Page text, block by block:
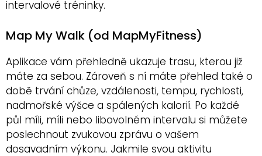
intervalové tréninky.
Map My Walk (od MapMyFitness)
Aplikace vám přehledně ukazuje trasu, kterou již
máte za sebou. Zároveň s ní máte přehled také o
době trvání chůze, vzdálenosti, tempu, rychlosti,
nadmořské výšce a spálených kalorií. Po každé
půl míli, míli nebo libovolném intervalu si můžete
poslechnout zvukovou zprávu o vašem
dosavadním výkonu. Jakmile svou aktivitu